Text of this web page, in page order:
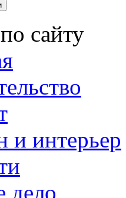
сайту
и интерьер
дело